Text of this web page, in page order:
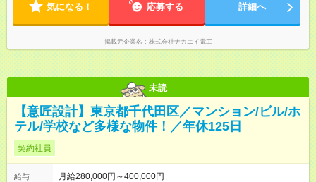
時から13時休憩 15時から15時半休憩 17時から18時会社着
気になる！ 応募する 詳細へ
掲載元企業名 株式会社ナカエイ電工
未読
【意匠設計】東京都千代田区／マンション/ビル/ホ
テル/学校など多様な物件！／年休125日
契約社員
給与
月給280,000円～400,000円